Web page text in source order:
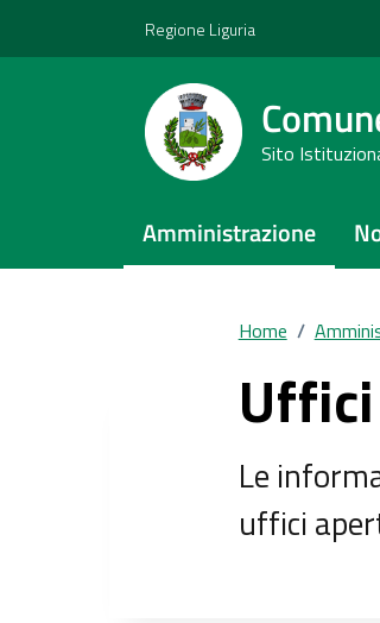
Regione Liguria
Sito
Amministrazione
Home /
Uffici
Le
uffici